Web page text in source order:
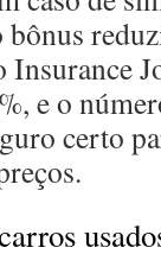
bônus
Insurance
e o
certo